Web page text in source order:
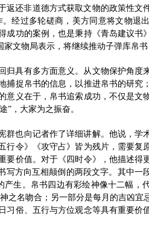
返还非道德方式获取文物的政策性文
经过多轮磋商，美方同意将文物退
成功的案例，也是秉持《青岛建议书
文物局表示，将继续推动子弹库帛书
具有多方面意义。从文物保护角度
捉帛书的信息，以推进帛书的研究
义在于，帛书追索成功，不仅是文
”，大家为之振奋。
也向记者作了详细讲解。他说，学
行令》《攻守占》皆为残片，需要复
价值。对于《四时令》，他描述得
方向互相颠倒的两段文字。其中一
生。帛书四边有彩绘神像十二幅，
名吻合；另一部分是每月的吉凶宜
俗、五行与方位观念等具有重要价